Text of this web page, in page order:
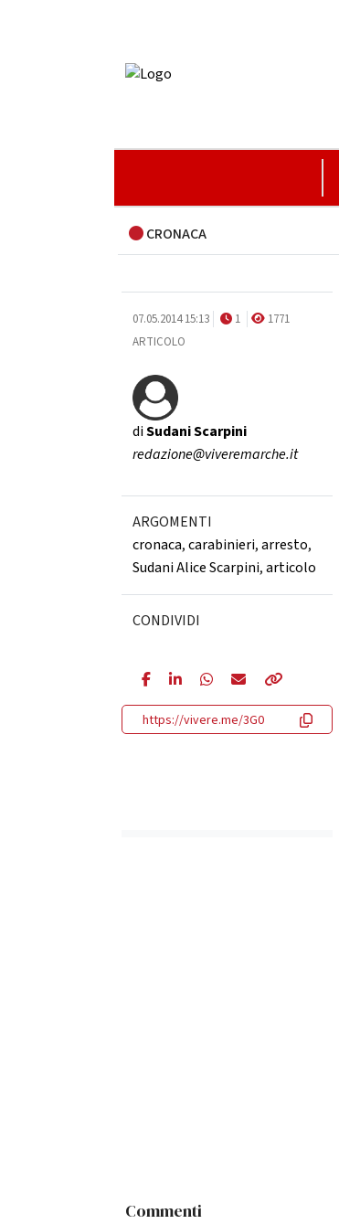
CRONACA
07.05.2014 15:13 1
1771
ARTICOLO
diSudani Scarpini
redazione@viveremarche.it
ARGOMENTI
cronaca,carabinieri,arresto,
Sudani Alice Scarpini,articolo
CONDIVIDI
https://vivere.me/3G0
Commenti